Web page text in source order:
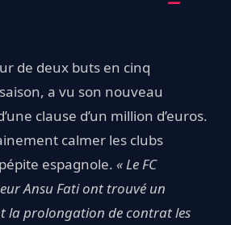
de deux buts en cinq
a vu son nouveau
clause d’un million d’euros.
calmer les clubs
espagnole. « Le FC
Ansu Fati ont trouvé un
la prolongation de contrat les